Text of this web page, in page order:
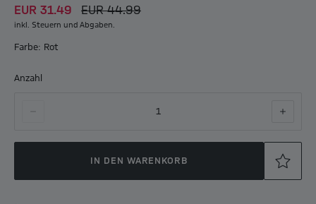
EUR 31.49 EUR 44.99
inkl. Steuern und Abgaben.
Farbe: Rot
Anzahl
1
IN DEN WARENKORB